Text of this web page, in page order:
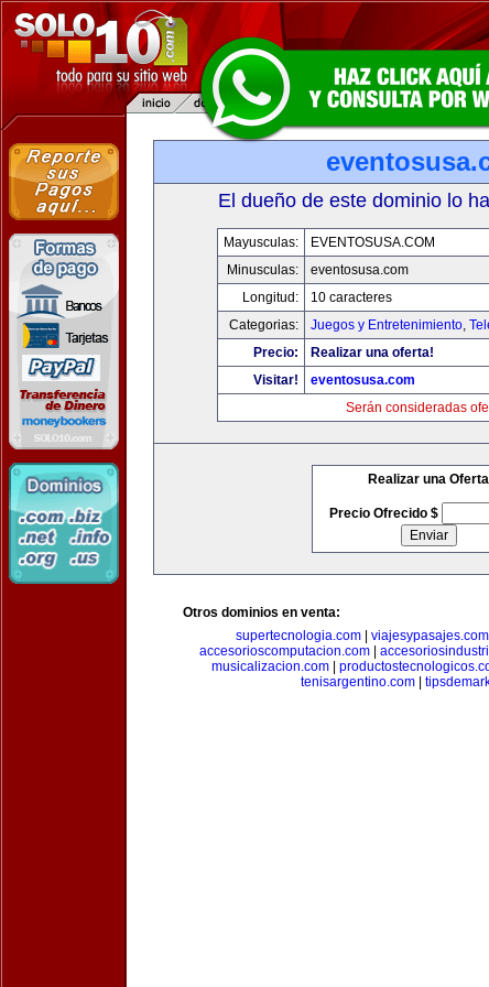
El dueño de este dominio lo
Mayusculas:
EVENTOSUSA.COM
Minusculas:
eventosusa.com
Longitud:
10 caracteres
Categorias:
Juegos y Entretenimiento,
Precio:
Realizar una oferta!
Visitar!
eventosusa.com
Serán consideradas
Realizar una Oferta
Precio Ofrecido $
Otros dominios en venta:
supertecnologia.com| viajesypasajes.com
accesorioscomputacion.com
musicalizacion.com|
tenisargentino.com